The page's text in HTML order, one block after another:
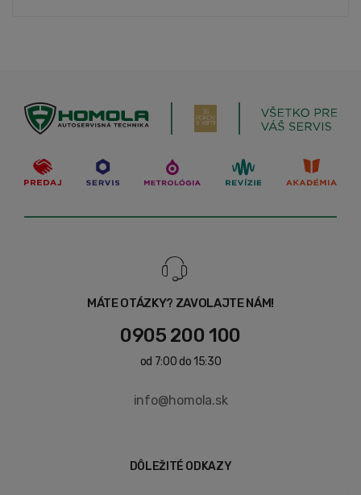
MÁTE OTÁZKY? ZAVOLAJTE NÁM!
0905 200 100
od 7:00 do 15:30
info@homola.sk
DÔLEŽITÉ ODKAZY